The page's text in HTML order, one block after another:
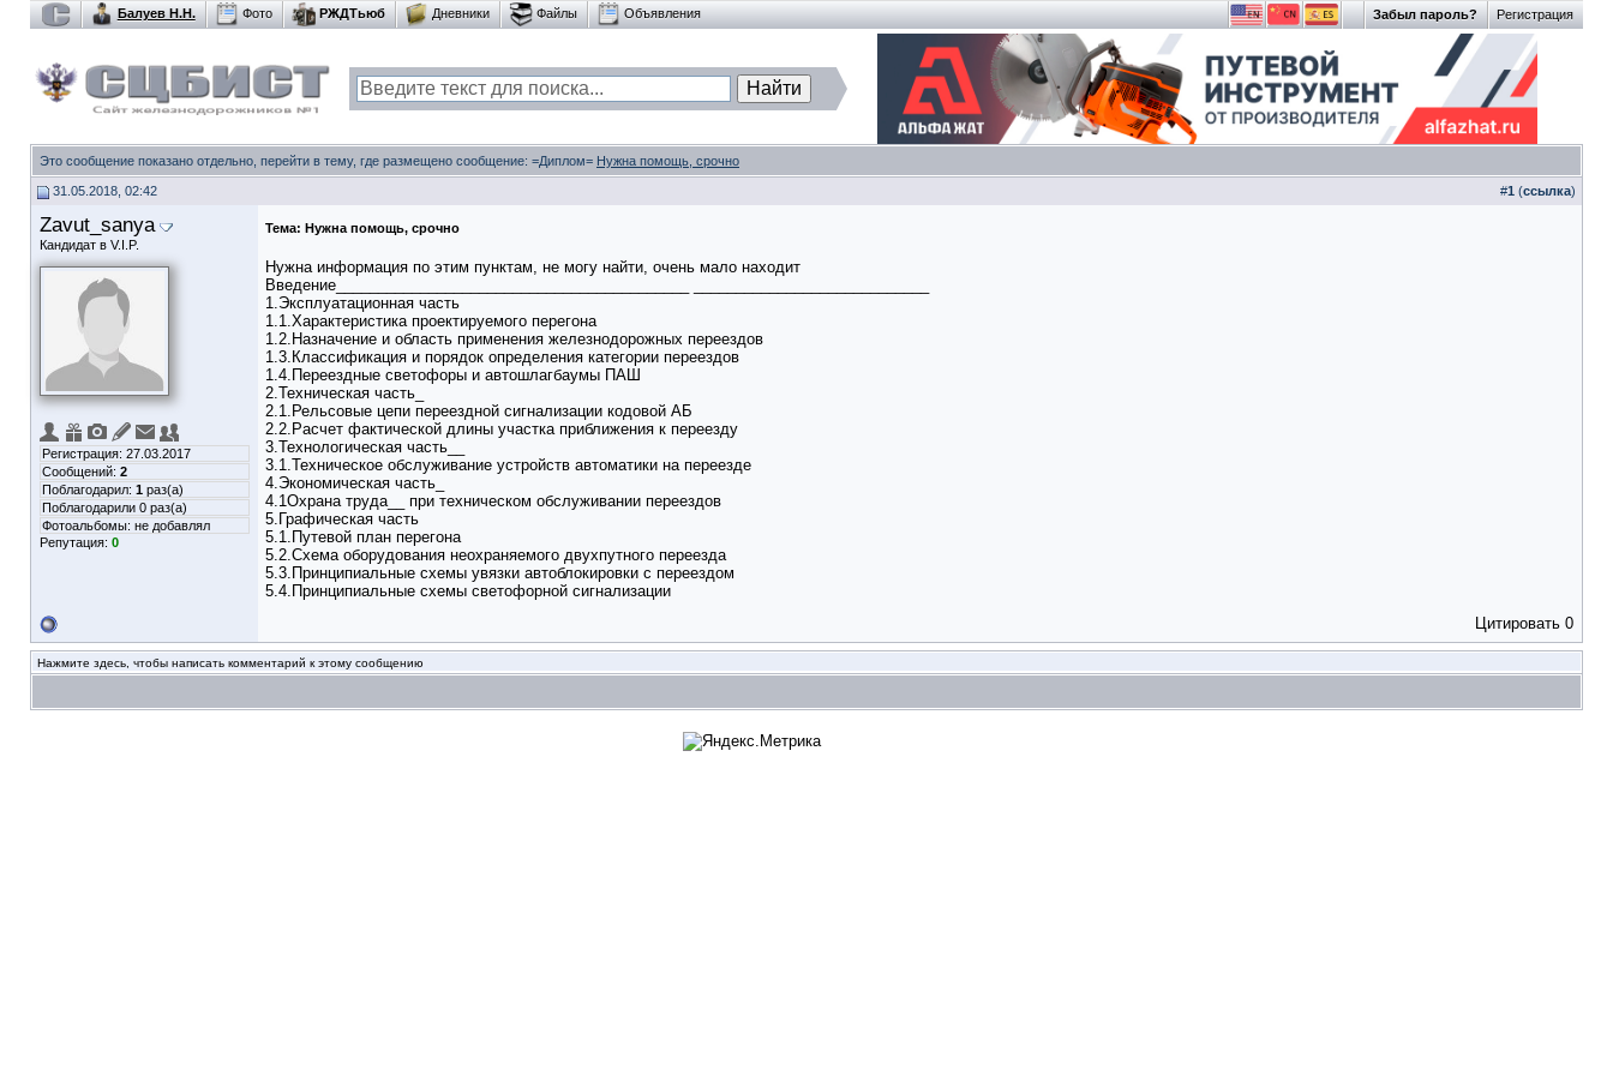
Регистрация
Забыл пароль?
Балуев Н.Н. Фото РЖДТьюб Дневники Файлы Объявления
Это сообщение показано отдельно, перейти в тему, где размещено сообщение: =Диплом= Нужна помощь, срочно
31.05.2018, 02:42 #1 (ссылка)
Zavut_sanya
Кандидат в V.I.P.
Регистрация: 27.03.2017
Сообщений: 2
Поблагодарил: 1 раз(а)
Поблагодарили 0 раз(а)
Фотоальбомы: не добавлял
Репутация: 0
Тема: Нужна помощь, срочно
Нужна информация по этим пунктам, не могу найти, очень мало находит
Введение__________________________________________ ____________________________
1.Эксплуатационная часть
1.1.Характеристика проектируемого перегона
1.2.Назначение и область применения железнодорожных переездов
1.3.Классификация и порядок определения категории переездов
1.4.Переездные светофоры и автошлагбаумы ПАШ
2.Техническая часть_
2.1.Рельсовые цепи переездной сигнализации кодовой АБ
2.2.Расчет фактической длины участка приближения к переезду
3.Технологическая часть__
3.1.Техническое обслуживание устройств автоматики на переезде
4.Экономическая часть_
4.1Охрана труда__ при техническом обслуживании переездов
5.Графическая часть
5.1.Путевой план перегона
5.2.Схема оборудования неохраняемого двухпутного переезда
5.3.Принципиальные схемы увязки автоблокировки с переездом
5.4.Принципиальные схемы светофорной сигнализации
Цитировать 0
Нажмите здесь, чтобы написать комментарий к этому сообщению